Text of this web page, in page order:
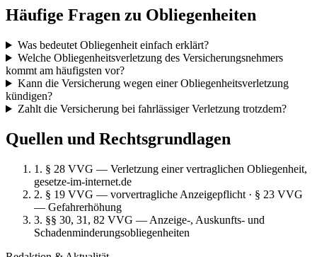
Häufige Fragen zu Obliegenheiten
Was bedeutet Obliegenheit einfach erklärt?
Welche Obliegenheitsverletzung des Versicherungsnehmers
kommt am häufigsten vor?
Kann die Versicherung wegen einer Obliegenheitsverletzung
kündigen?
Zahlt die Versicherung bei fahrlässiger Verletzung trotzdem?
Quellen und Rechtsgrundlagen
1. § 28 VVG — Verletzung einer vertraglichen Obliegenheit,
gesetze-im-internet.de
2. § 19 VVG — vorvertragliche Anzeigepflicht · § 23 VVG
— Gefahrerhöhung
3. §§ 30, 31, 82 VVG — Anzeige-, Auskunfts- und
Schadenminderungsobliegenheiten